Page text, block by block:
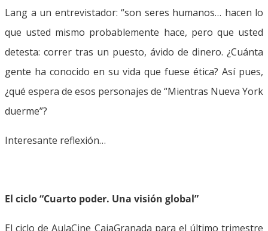
Lang a un entrevistador: “son seres humanos… hacen lo
que usted mismo probablemente hace, pero que usted
detesta: correr tras un puesto, ávido de dinero. ¿Cuánta
gente ha conocido en su vida que fuese ética? Así pues,
¿qué espera de esos personajes de “Mientras Nueva York
duerme”?
Interesante reflexión…
El ciclo “Cuarto poder. Una visión global”
El ciclo de AulaCine CajaGranada para el último trimestre